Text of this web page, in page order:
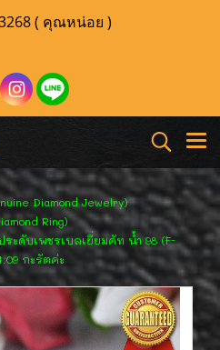
( คุณหน่อย )
Diamond Jewelry)
Ring)
ะดับเพชรเบลเยี่ยมคัท น้ำ 98 (F-
กะรัตค่ะ